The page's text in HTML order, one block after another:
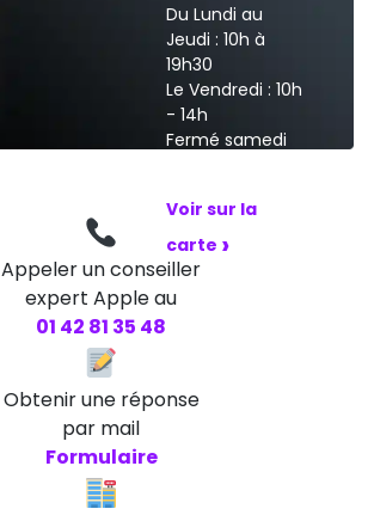
Du Lundi au
Jeudi : 10h à
19h30
Le Vendredi : 10h
- 14h
Fermé samedi
Voir sur la
carte ›
Appeler un conseiller
expert Apple au
01 42 81 35 48
Obtenir une réponse
par mail
Formulaire